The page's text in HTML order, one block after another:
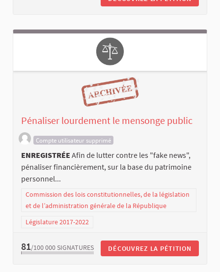
Pénaliser lourdement le mensonge public
Compte utilisateur supprimé
ENREGISTRÉE Afin de lutter contre les "fake news",
pénaliser financièrement, sur la base du patrimoine
personnel...
Commission des lois constitutionnelles, de la législation
et de l’administration générale de la République
Législature 2017-2022
81/100 000 SIGNATURES DÉCOUVREZ LA PÉTITION